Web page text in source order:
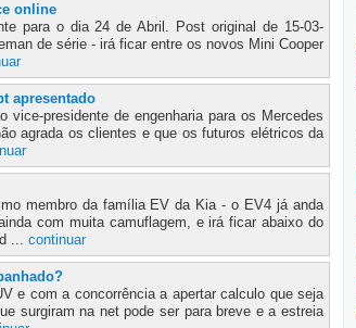
online
para o dia 24 de Abril. Post original de 15-03-
de série - irá ficar entre os novos Mini Cooper
apresentado
vice-presidente de engenharia para os Mercedes
agrada os clientes e que os futuros elétricos da
membro da família EV da Kia - o EV4 já anda
com muita camuflagem, e irá ficar abaixo do
... continuar
e com a concorrência a apertar calculo que seja
surgiram na net pode ser para breve e a estreia